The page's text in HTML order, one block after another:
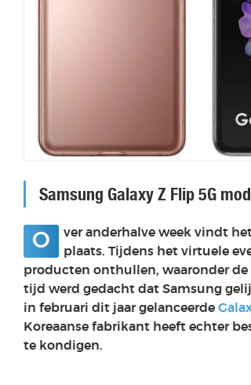
Samsung Galaxy Z Flip 5G
O ver anderhalve week vindt
plaats. Tijdens het virtuele
producten onthullen, waaronder de
tijd werd gedacht dat Samsung
in februari dit jaar gelanceerde
Koreaanse fabrikant heeft echter
te kondigen.